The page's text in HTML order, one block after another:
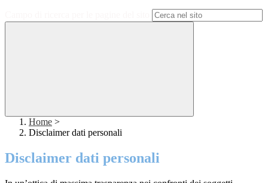
Home >
Disclaimer dati personali
Disclaimer dati personali